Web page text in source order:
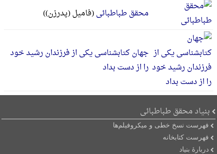
محقق طباطبائی(فامیل (پدرزن))
جهان کتابشناسی یکی از فرزندان رشید خود
را از دست بداد
بنیاد محقق طباطبائی
فهرست نسخ خطی و میکروفیلم‌ها
فهرست کتابخانه
دربارۀ بنیاد